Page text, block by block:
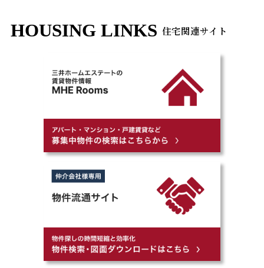
HOUSING LINKS 住宅関連サイト